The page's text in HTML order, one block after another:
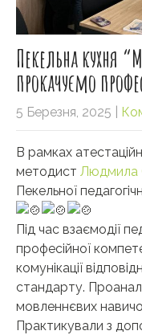
Пекельна кухня
прокачуємо
5 Березня, 2025
В рамках
методист Людмила
Пекельної
Під час взаємодії
професійної
комунікації
стандарту.
мовленнєвих
Практикували з